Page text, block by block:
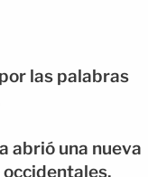
las palabras
abrió una nueva